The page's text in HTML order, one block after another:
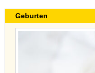
Geburten